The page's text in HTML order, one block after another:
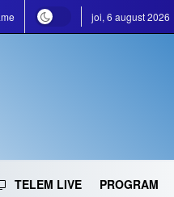
joi, 6 august 2026
TELEM LIVE PROGRAM